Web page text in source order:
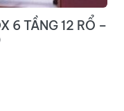
6 TẦNG 12 RỔ –